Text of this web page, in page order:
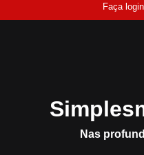
Faça
Nas